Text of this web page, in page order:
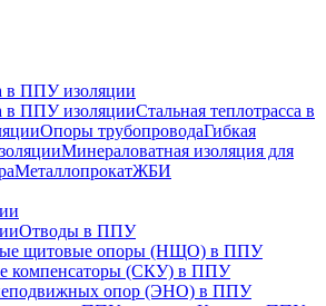
в ППУ изоляции
в ППУ изоляцииСтальная теплотрасса в
Опоры трубопроводаГибкая
Минераловатная изоляция для
МеталлопрокатЖБИ
Отводы в ППУ
щитовые опоры (НЩО) в ППУ
компенсаторы (СКУ) в ППУ
опор (ЭНО) в ППУ